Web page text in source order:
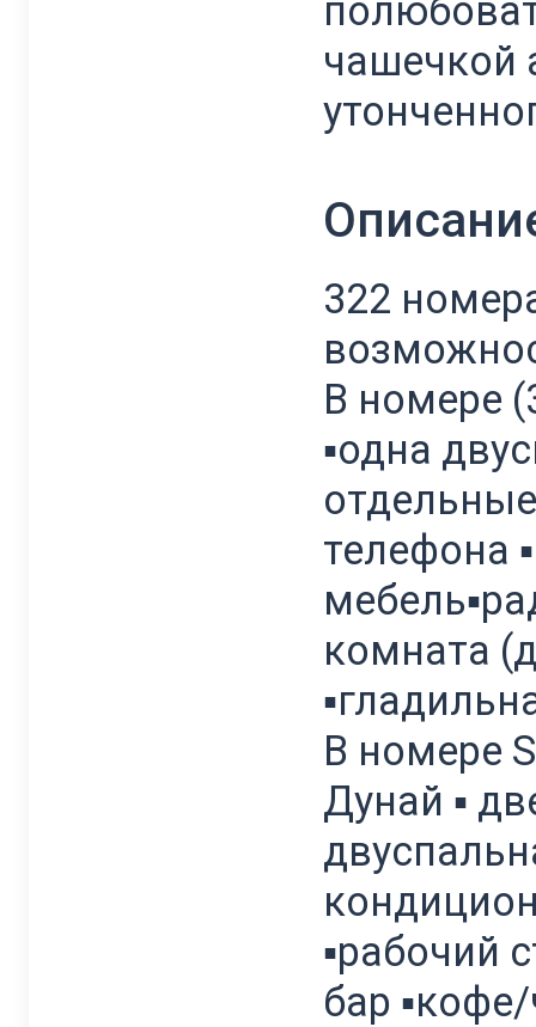
чашечкой
322
В номере
▪одна
телефона
комната
В номере
Дунай ▪
▪рабочий
бар